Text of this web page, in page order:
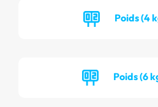
Poids (4
Poids (6